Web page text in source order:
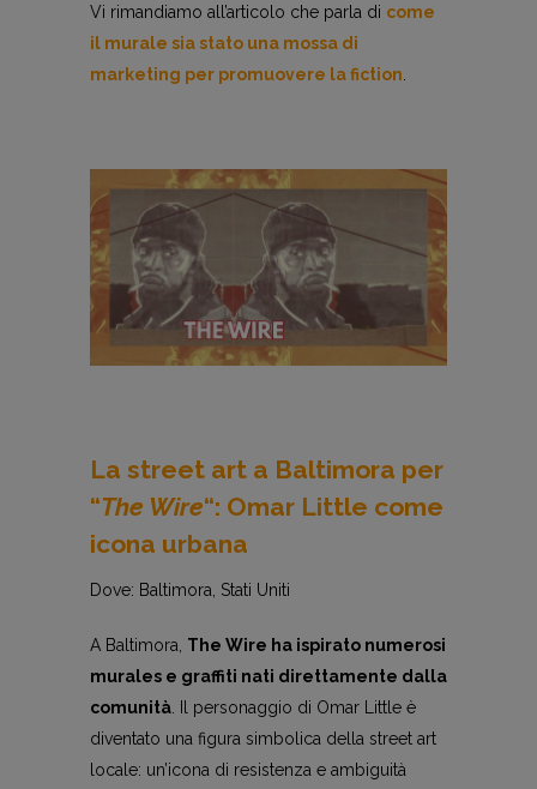
Vi rimandiamo all’articolo che parla di come
il murale sia stato una mossa di
marketing per promuovere la fiction
La street art a Baltimora per
“The Wire“: Omar Little come
icona urbana
Dove: Baltimora, Stati Uniti
A Baltimora, The Wire ha ispirato numerosi
murales e graffiti nati direttamente dalla
comunità. Il personaggio di Omar Little è
diventato una figura simbolica della street art
locale: un’icona di resistenza e ambiguità